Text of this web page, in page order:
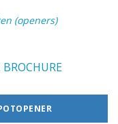
(openers)